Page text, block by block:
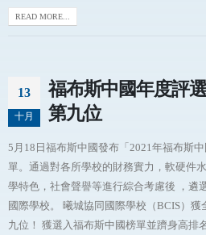
READ MORE...
13
十月
福布斯中國年度評
第九位
5月18日福布斯中國發布「2021年福布斯
單。通過對各所學校的財務實力，軟硬件
學特色，社會聲譽等進行綜合考慮後 ，遴
國際學校。 曦城協同國際學校（BCIS）
九位！ 獲選入福布斯中國榜單並躋身高排